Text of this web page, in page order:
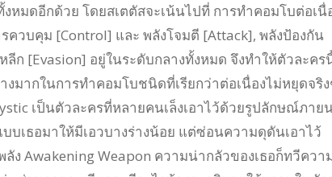
หมดอีกด้วย โดยสเตตัสจะเน้นไปที่ การทำคอมโบต่อเนื่
ควบคุม [Control] และ พลังโจมตี [Attack], พลังป้องกัน
ลีก [Evasion] อยู่ในระดับกลางทั้งหมด จึงทำให้ตัวละคร
มากในการทำคอมโบชนิดที่เรียกว่าต่อเนื่องไม่หยุดจริง
เป็นตัวละครที่หลายคนเล็งเอาไว้ด้วยรูปลักษณ์ภาย
เธอมาให้มีเอวบางร่างน้อย แต่ซ่อนความดุดันเอาไว้
ง Awakening Weapon ความน่ากลัวของเธอก็ทวีควา